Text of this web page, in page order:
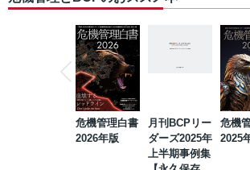
危機管理白書
2026年版
月刊BCPリー
ダーズ2025年
上半期事例集
危機
2025